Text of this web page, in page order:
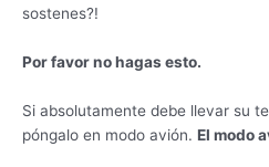
sostenes?!
Por favor no hagas esto.
Si absolutamente debe llevar su
póngalo en modo avión. El modo